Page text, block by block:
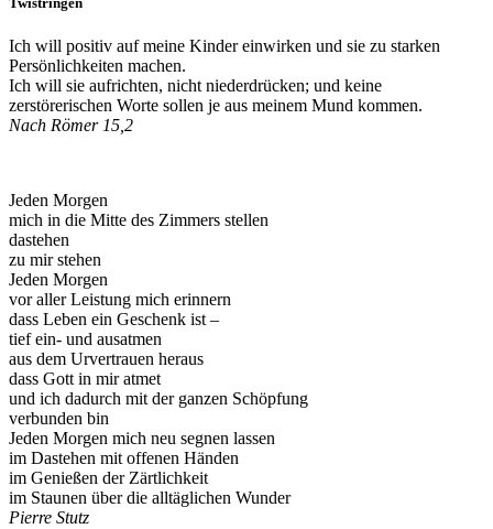
Ich will positiv auf meine Kinder einwirken und sie zu starken
Persönlichkeiten machen.
Ich will sie aufrichten, nicht niederdrücken; und keine
zerstörerischen Worte sollen je aus meinem Mund kommen.
Nach Römer 15,2
Jeden Morgen
mich in die Mitte des Zimmers stellen
dastehen
zu mir stehen
Jeden Morgen
vor aller Leistung mich erinnern
dass Leben ein Geschenk ist –
tief ein- und ausatmen
aus dem Urvertrauen heraus
dass Gott in mir atmet
und ich dadurch mit der ganzen Schöpfung
verbunden bin
Jeden Morgen mich neu segnen lassen
im Dastehen mit offenen Händen
im Genießen der Zärtlichkeit
im Staunen über die alltäglichen Wunder
Pierre Stutz